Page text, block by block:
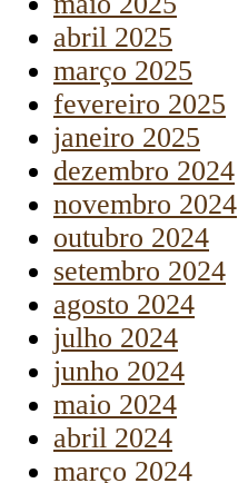
abril 2025
março 2025
fevereiro 2025
janeiro 2025
dezembro 2024
novembro 2024
outubro 2024
setembro 2024
agosto 2024
julho 2024
junho 2024
maio 2024
abril 2024
março 2024